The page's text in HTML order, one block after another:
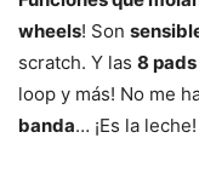
wheels! Son
scratch. Y las 8 pads
loop y más! No me
banda… ¡Es la leche!